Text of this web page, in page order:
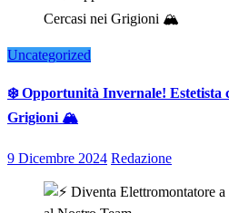
Uncategorized
❄️ Opportunità Invernale! Estetista
Grigioni 🏔️
9 Dicembre 2024 Redazione